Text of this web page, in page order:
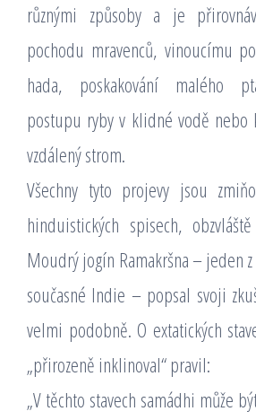
různými způsoby a je
pochodu mravenců, vinoucímu
hada, poskakování malého
postupu ryby v klidné vodě nebo
vzdálený strom.
Všechny tyto projevy jsou
hinduistických spisech,
Moudrý jogín Ramakršna – jeden
současné Indie – popsal svoji
velmi podobně. O extatických
„přirozeně inklinoval“ pravil:
„V těchto stavech samádhi může